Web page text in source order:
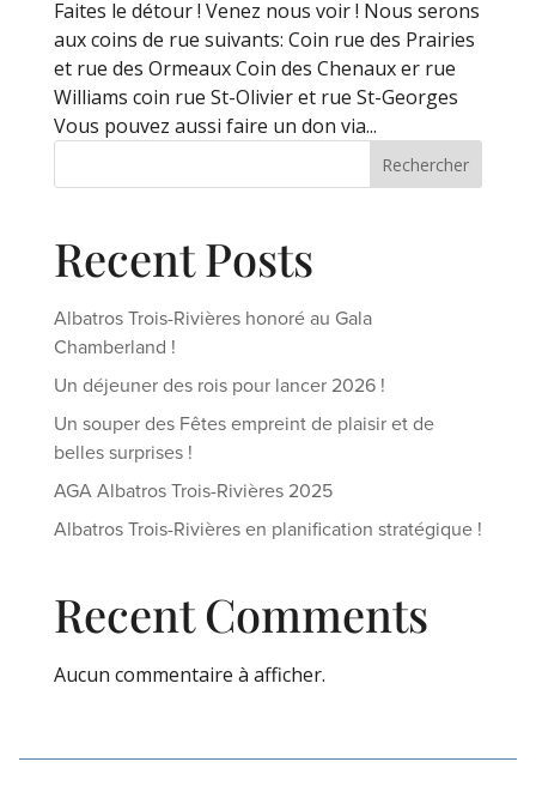
Faites le détour ! Venez nous voir ! Nous serons
aux coins de rue suivants: Coin rue des Prairies
et rue des Ormeaux Coin des Chenaux er rue
Williams coin rue St-Olivier et rue St-Georges
Vous pouvez aussi faire un don via...
Rechercher
Recent Posts
Albatros Trois-Rivières honoré au Gala
Chamberland !
Un déjeuner des rois pour lancer 2026 !
Un souper des Fêtes empreint de plaisir et de
belles surprises !
AGA Albatros Trois-Rivières 2025
Albatros Trois-Rivières en planification stratégique !
Recent Comments
Aucun commentaire à afficher.